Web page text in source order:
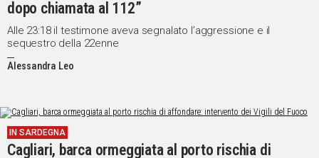
dopo chiamata al 112”
Alle 23:18 il testimone aveva segnalato l’aggressione e il
sequestro della 22enne
Alessandra Leo
IN SARDEGNA
Cagliari, barca ormeggiata al porto rischia di